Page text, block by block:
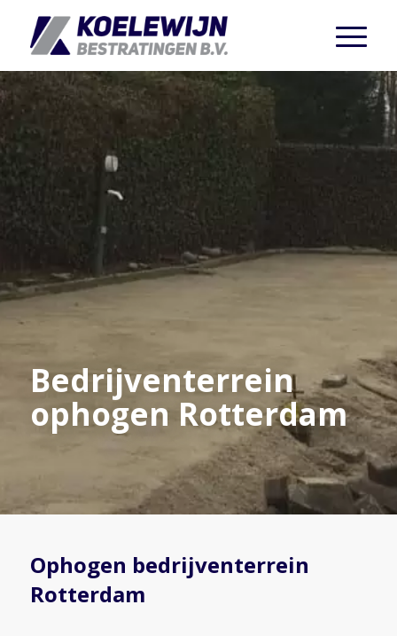
Bedrijventerrein
ophogen Rotterdam
Ophogen bedrijventerrein
Rotterdam